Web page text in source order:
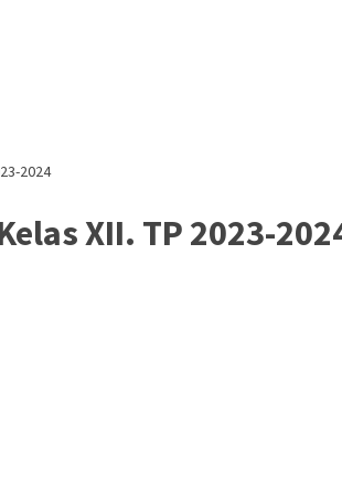
2024
XII. TP 2023-